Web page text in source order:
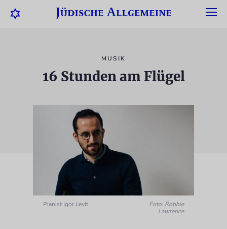
MUSIK
16 Stunden am Flügel
Pianist Igor Levit
Foto: Robbie
Lawrence